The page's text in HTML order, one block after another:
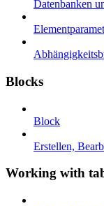
Datenbanken
Blocks
Block
Erstellen,
Working with